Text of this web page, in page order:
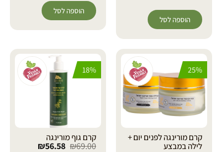
הוספה לסל
הוספה לסל
25%
קרם מורינגה לפנים יום +
לילה במבצע
18%
קרם גוף מורינגה
₪69.00
₪56.58